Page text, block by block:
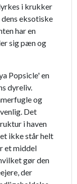
i krukker
eksotiske
har en
sig pæn og
Popsicle' en
dyreliv.
og
Det
i haven
ikke står helt
et middel
gør den
der